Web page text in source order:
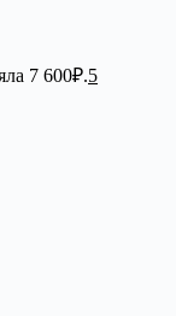
7 600₽.5